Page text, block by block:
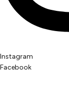
Instagram
Facebook